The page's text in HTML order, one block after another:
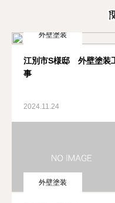
外壁塗装
江別市S様邸 外壁塗装
事
2024.11.24
外壁塗装